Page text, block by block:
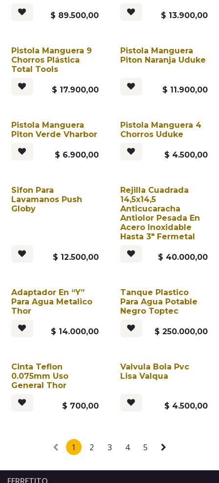
$ 89.500,00 $ 13.900,00
Pistola Manguera 9
Chorros Plástica
Total Tools
$ 17.900,00
Pistola Manguera
Piton Naranja Uduke
$ 11.900,00
Pistola Manguera
Piton Verde Vharbor
$ 6.900,00
Pistola Manguera 4
Chorros Uduke
$ 4.500,00
Sifon Para
Lavamanos Push
Globy
$ 12.500,00
Rejilla Cuadrada
14,5x14,5
Anticucaracha
Antiolor Pesada En
Acero Inoxidable
Hasta 3" Fermetal
$ 40.000,00
Adaptador En “Y”
Para Agua Metalico
Thor
$ 14.000,00
Tanque Plastico
Para Agua Potable
Negro Toptec
$ 250.000,00
Cinta Teflon
0.075mm Uso
General Thor
$ 700,00
Valvula Bola Pvc
Lisa Valqua
$ 4.500,00
1 2 3 4 5